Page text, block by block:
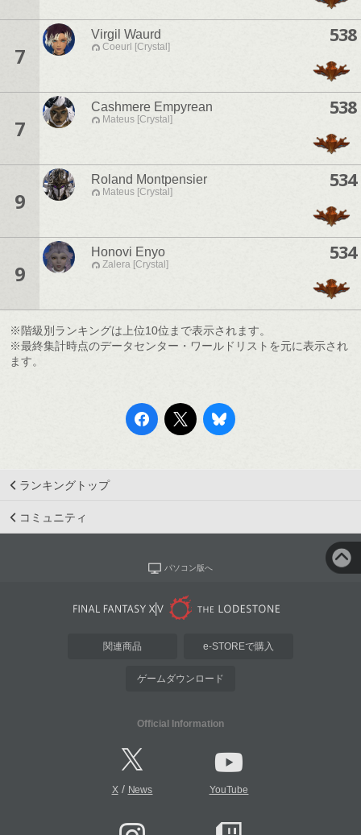
7
Virgil Waurd
Coeurl [Crystal]
538
7
Cashmere Empyrean
Mateus [Crystal]
538
9
Roland Montpensier
Mateus [Crystal]
534
9
Honovi Enyo
Zalera [Crystal]
534
※階級別ランキングは上位10位まで表示されます。
※最終集計時点のデータセンター・ワールドリストを元に表示され
ます。
ランキングトップ
コミュニティ
パソコン版へ
関連商品 e-STOREで購入
ゲームダウンロード
Official Information
X/ News YouTube